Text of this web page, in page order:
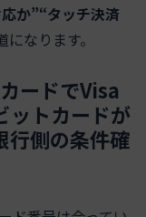
か”“タッチ決済
になります。
ードでVisa
ットカードが
行側の条件確